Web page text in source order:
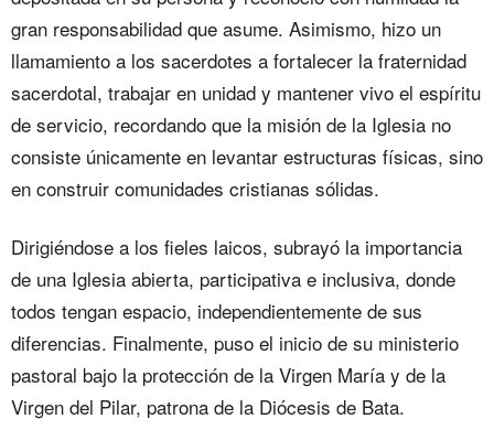
gran responsabilidad que asume. Asimismo, hizo un
llamamiento a los sacerdotes a fortalecer la fraternidad
sacerdotal, trabajar en unidad y mantener vivo el espíritu
de servicio, recordando que la misión de la Iglesia no
consiste únicamente en levantar estructuras físicas, sino
en construir comunidades cristianas sólidas.
Dirigiéndose a los fieles laicos, subrayó la importancia
de una Iglesia abierta, participativa e inclusiva, donde
todos tengan espacio, independientemente de sus
diferencias. Finalmente, puso el inicio de su ministerio
pastoral bajo la protección de la Virgen María y de la
Virgen del Pilar, patrona de la Diócesis de Bata.